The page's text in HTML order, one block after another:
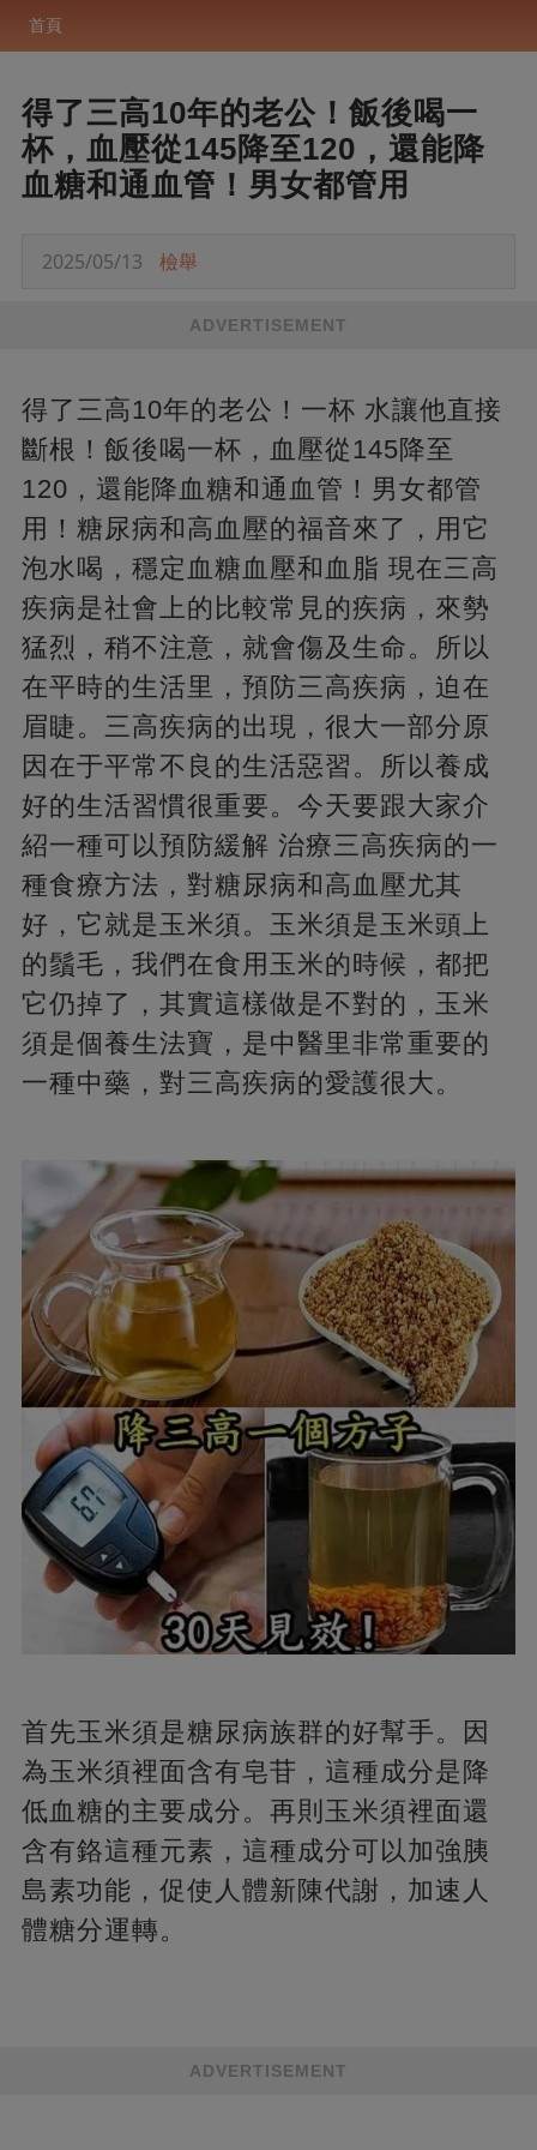
首頁
得了三高10年的老公！飯後喝一
杯，血壓從145降至120，還能降
血糖和通血管！男女都管用
2025/05/13 檢舉
ADVERTISEMENT
得了三高10年的老公！一杯 水讓他直接
斷根！飯後喝一杯，血壓從145降至
120，還能降血糖和通血管！男女都管
用！糖尿病和高血壓的福音來了，用它
泡水喝，穩定血糖血壓和血脂 現在三高
疾病是社會上的比較常見的疾病，來勢
猛烈，稍不注意，就會傷及生命。所以
在平時的生活里，預防三高疾病，迫在
眉睫。三高疾病的出現，很大一部分原
因在于平常不良的生活惡習。所以養成
好的生活習慣很重要。今天要跟大家介
紹一種可以預防緩解 治療三高疾病的一
種食療方法，對糖尿病和高血壓尤其
好，它就是玉米須。玉米須是玉米頭上
的鬚毛，我們在食用玉米的時候，都把
它仍掉了，其實這樣做是不對的，玉米
須是個養生法寶，是中醫里非常重要的
一種中藥，對三高疾病的愛護很大。
首先玉米須是糖尿病族群的好幫手。因
為玉米須裡面含有皂苷，這種成分是降
低血糖的主要成分。再則玉米須裡面還
含有鉻這種元素，這種成分可以加強胰
島素功能，促使人體新陳代謝，加速人
體糖分運轉。
ADVERTISEMENT